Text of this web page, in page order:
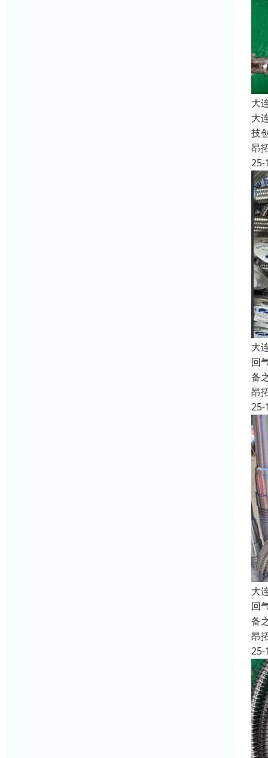
大
大
技
昂
25-
大
回
备
昂
25-
大
回
备
昂
25-